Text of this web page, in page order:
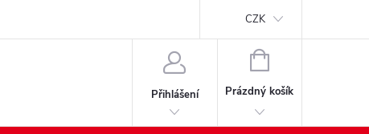
Hodnocení obchodu
CZK
Přihlášení
NÁKUPNÍ
KOŠÍK
Prázdný košík